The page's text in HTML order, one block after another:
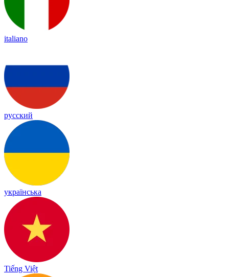
italiano
русский
українська
Tiếng Việt